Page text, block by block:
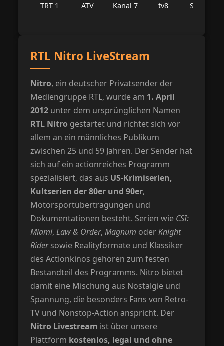
TRT 1 ATV Kanal 7 tv8 Star Tv
RTL Nitro LiveStream
Nitro, ein deutscher Privatsender der
Mediengruppe RTL, wurde am 1. April
2012 unter dem ursprünglichen Namen
RTL Nitro gestartet und richtet sich vor
allem an ein männliches Publikum
zwischen 25 und 59 Jahren. Der Sender hat
sich auf ein actionreiches Programm
spezialisiert, das aus US-Krimiserien,
Kultserien der 80er und 90er,
Motorsportübertragungen und
Dokumentationen besteht. Serien wie CSI:
Miami,Law & Order,Magnum oderKnight
Ridersowie Realityformate und Klassiker
des Actionkinos gehören zum festen
Bestandteil des Programms. Nitro bietet
damit eine Mischung aus Nostalgie und
Spannung, die besonders Fans von Retro-
TV und Nonstop-Action anspricht. Der
Nitro Livestream ist über unsere
Plattform kostenlos, legal und ohne